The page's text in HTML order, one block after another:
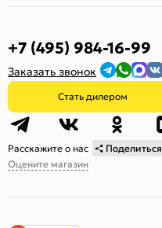
+7 (495) 984-16-99
Заказать звонок
Стать дилером
Расскажите о нас
Поделиться
Оцените магазин